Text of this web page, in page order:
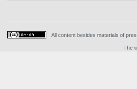
All content besides materials of
The